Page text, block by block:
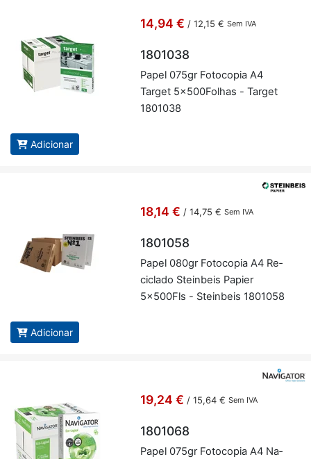
14,94 € / 12,15 € Sem IVA
1801038
Papel 075gr Fo­to­copia A4
Target 5x500­Fo­lhas - Target
1801038
Adicionar
18,14 € / 14,75 € Sem IVA
1801058
Papel 080gr Fo­to­copia A4 Re­
ci­clado Stein­beis Pa­pier
5x500Fls - Stein­beis 1801058
Adicionar
19,24 € / 15,64 € Sem IVA
1801068
Papel 075gr Fo­to­copia A4 Na­